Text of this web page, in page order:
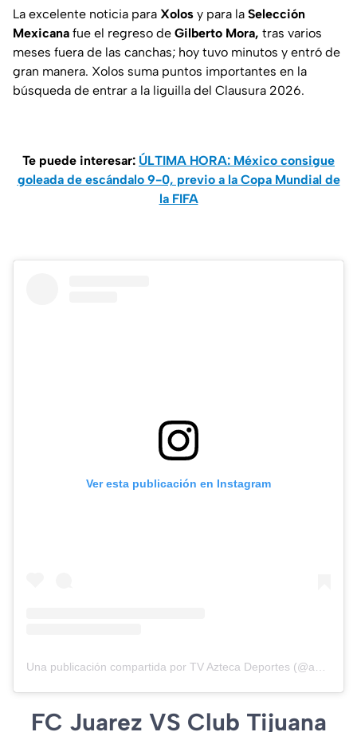
La excelente noticia para Xolos y para la Selección
Mexicana fue el regreso de Gilberto Mora, tras varios
meses fuera de las canchas; hoy tuvo minutos y entró de
gran manera. Xolos suma puntos importantes en la
búsqueda de entrar a la liguilla del Clausura 2026.
Te puede interesar: ÚLTIMA HORA: México consigue
goleada de escándalo 9-0, previo a la Copa Mundial de
la FIFA
Ver esta publicación en Instagram
Una publicación compartida por TV Azteca Deportes (@aztecadeportes)
FC Juarez VS Club Tijuana